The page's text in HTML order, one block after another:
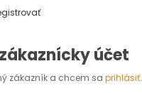
účet
zákazník a chcem sa prihlásiť.